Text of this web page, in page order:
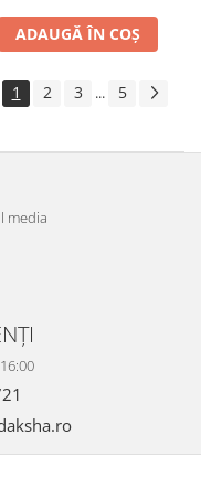
ADAUGĂ ÎN COȘ
1 2 3 ... 5
media